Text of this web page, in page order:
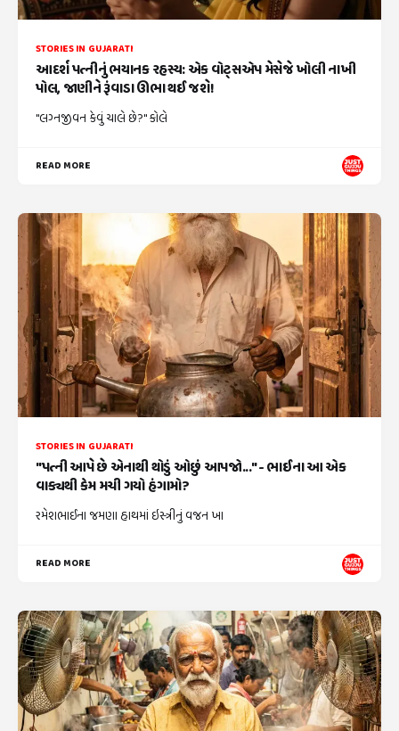
STORIES IN GUJARATI
આદર્શ પત્નીનું ભયાનક રહસ્ય: એક વોટ્સએપ મેસેજે ખોલી નાખી
પોલ, જાણીને રૂંવાડા ઊભા થઈ જશે!
"લગ્નજીવન કેવું ચાલે છે?" કોલે
READ MORE
STORIES IN GUJARATI
"પત્ની આપે છે એનાથી થોડું ઓછું આપજો..." - ભાઈના આ એક
વાક્યથી કેમ મચી ગયો હંગામો?
રમેશભાઈના જમણા હાથમાં ઇસ્ત્રીનું વજન ખા
READ MORE